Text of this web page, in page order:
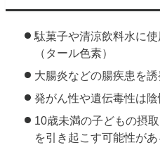
駄菓子や清涼飲料水に
（タール色素）
大腸炎などの腸疾患を
発がん性や遺伝毒性は陰
10歳未満の子どもの摂
を引き起こす可能性があ